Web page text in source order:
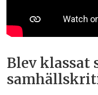
Blev klassat